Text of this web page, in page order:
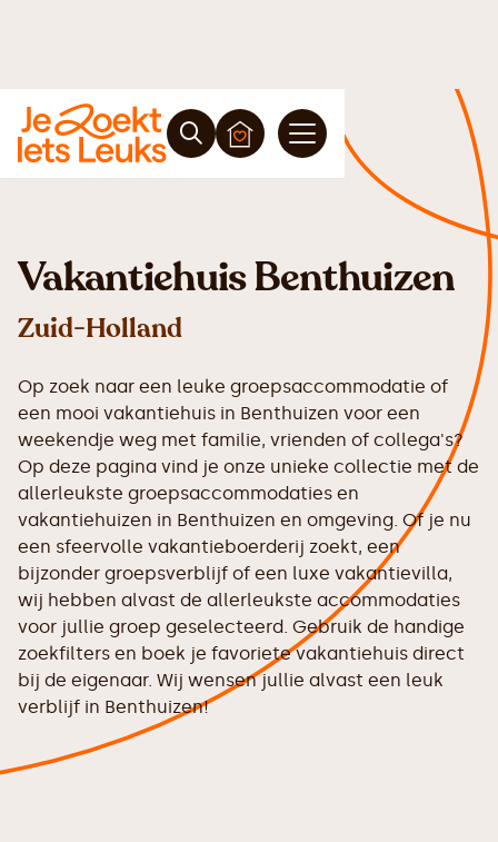
Vakantiehuis Benthuizen
Zuid-Holland
Op zoek naar een leuke groepsaccommodatie of
een mooi vakantiehuis in Benthuizen voor een
weekendje weg met familie, vrienden of collega's?
Op deze pagina vind je onze unieke collectie met de
allerleukste groepsaccommodaties en
vakantiehuizen in Benthuizen en omgeving. Of je nu
een sfeervolle vakantieboerderij zoekt, een
bijzonder groepsverblijf of een luxe vakantievilla,
wij hebben alvast de allerleukste accommodaties
voor jullie groep geselecteerd. Gebruik de handige
zoekfilters en boek je favoriete vakantiehuis direct
bij de eigenaar. Wij wensen jullie alvast een leuk
verblijf in Benthuizen!